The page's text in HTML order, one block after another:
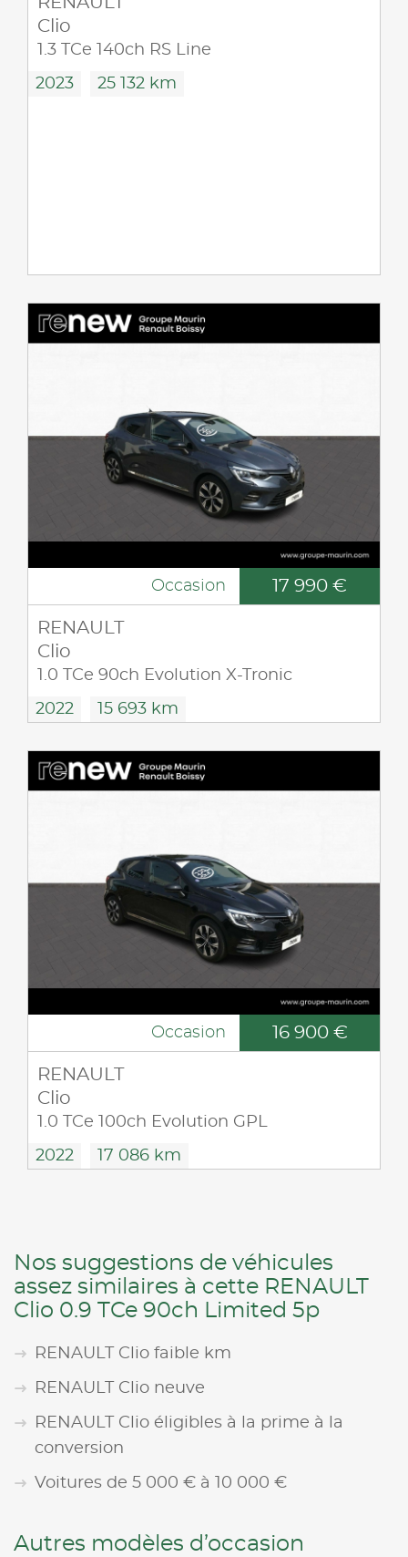
Clio
1.3 TCe 140ch RS Line
2023 25 132 km
Occasion 17 990 €
RENAULT
Clio
1.0 TCe 90ch Evolution X-Tronic
2022 15 693 km
Occasion 16 900 €
RENAULT
Clio
1.0 TCe 100ch Evolution GPL
2022 17 086 km
Nos suggestions de véhicules
assez similaires à cette RENAULT
Clio 0.9 TCe 90ch Limited 5p
RENAULT Clio faible km
RENAULT Clio neuve
RENAULT Clio éligibles à la prime à la
conversion
Voitures de 5 000 € à 10 000 €
Autres modèles d’occasion